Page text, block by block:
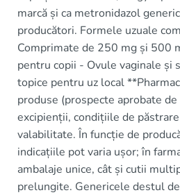
marcă și ca metronidazol
producători. Formele uzuale
Comprimate de 250 mg și 500
pentru copii - Ovule vaginale și
topice pentru uz local
produse (prospecte aprobate
excipienții, condițiile de
valabilitate. În funcție de
indicațiile pot varia ușor; în
ambalaje unice, cât și cutii
prelungite. Genericele destul